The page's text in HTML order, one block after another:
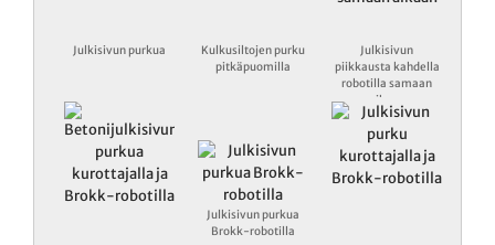
Julkisivun purkua
Kulkusiltojen purku
pitkäpuomilla
Julkisivun
piikkausta kahdella
robotilla samaan
aikaan
Julkisivun purkua
Brokk-robotilla